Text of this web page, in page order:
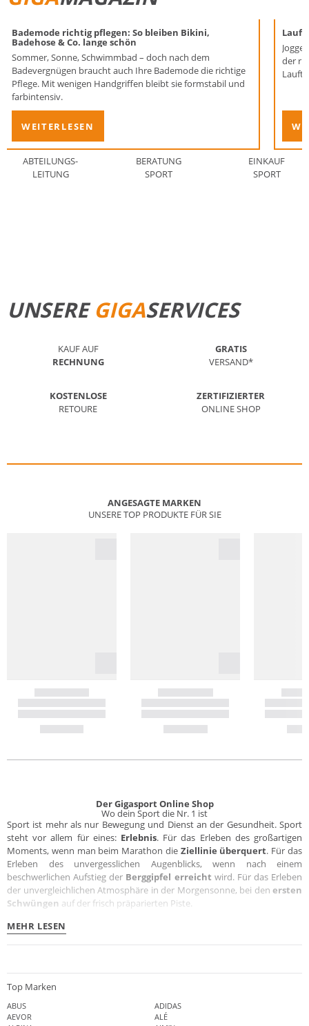
Bademode richtig pflegen: So bleiben Bikini,
Badehose & Co. lange schön
Sommer, Sonne, Schwimmbad – doch nach dem
Badevergnügen braucht auch Ihre Bademode die richtige
Pflege. Mit wenigen Handgriffen bleibt sie formstabil und
farbintensiv.
WEITERLESEN
der
ABTEILUNGS-
LEITUNG
BERATUNG
SPORT
EINKAUF
SPORT
UNSEREGIGASERVICES
KAUF AUF
RECHNUNG
GRATIS
VERSAND*
KOSTENLOSE
RETOURE
ZERTIFIZIERTER
ONLINE SHOP
ANGESAGTE MARKEN
UNSERE TOP PRODUKTE FÜR SIE
Der Gigasport Online Shop
Wo dein Sport die Nr. 1 ist
Sport ist mehr als nur Bewegung und Dienst an der Gesundheit. Sport
steht vor allem für eines: Erlebnis. Für das Erleben des großartigen
Moments, wenn man beim Marathon die Ziellinie überquert. Für das
Erleben des unvergesslichen Augenblicks, wenn nach einem
beschwerlichen Aufstieg der Berggipfel erreicht wird. Für das Erleben
der unvergleichlichen Atmosphäre in der Morgensonne, bei den ersten
Schwüngen auf der frisch präparierten Piste.
MEHR LESEN
Top Marken
ABUS
ADIDAS
AEVOR
ALÉ